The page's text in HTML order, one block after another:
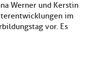
Werner und Kerstin
im
vor. Es